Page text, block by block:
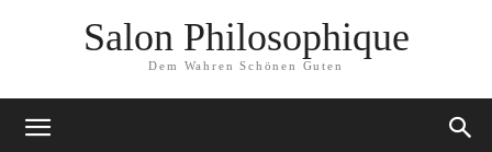
Salon Philosophique
Dem Wahren Schönen Guten